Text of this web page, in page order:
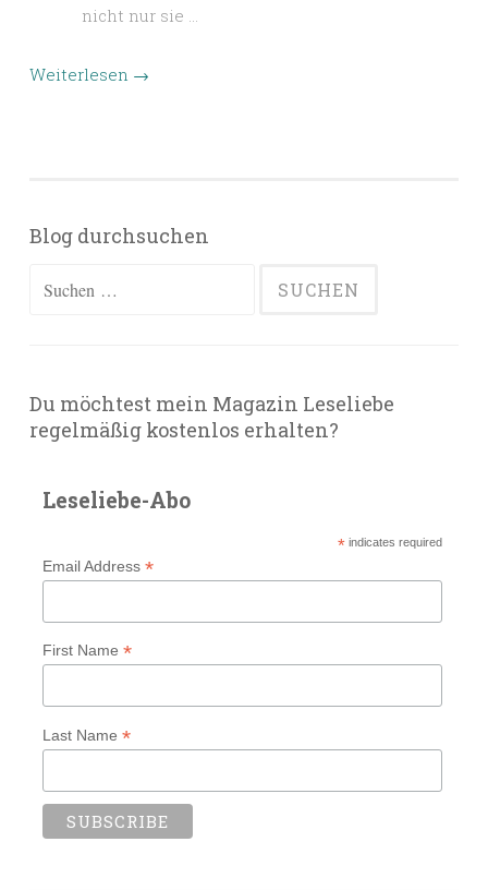
nicht nur sie …
Weiterlesen →
Blog durchsuchen
Suchen
Du möchtest mein Magazin Leseliebe
regelmäßig kostenlos erhalten?
Leseliebe-Abo
*indicates required
Email Address *
First Name *
Last Name *